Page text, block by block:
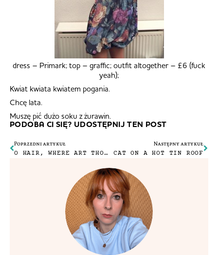
dress – Primark; top – graffic; outfit altogether – £6 (fuck
yeah);
Kwiat kwiata kwiatem pogania.
Chcę lata.
Muszę pić dużo soku z żurawin.
PODOBA CI SIĘ? UDOSTĘPNIJ TEN POST
Poprzedni artykuł
O HAIR, WHERE ART THOU?
Następny artykuł
CAT ON A HOT TIN ROOF